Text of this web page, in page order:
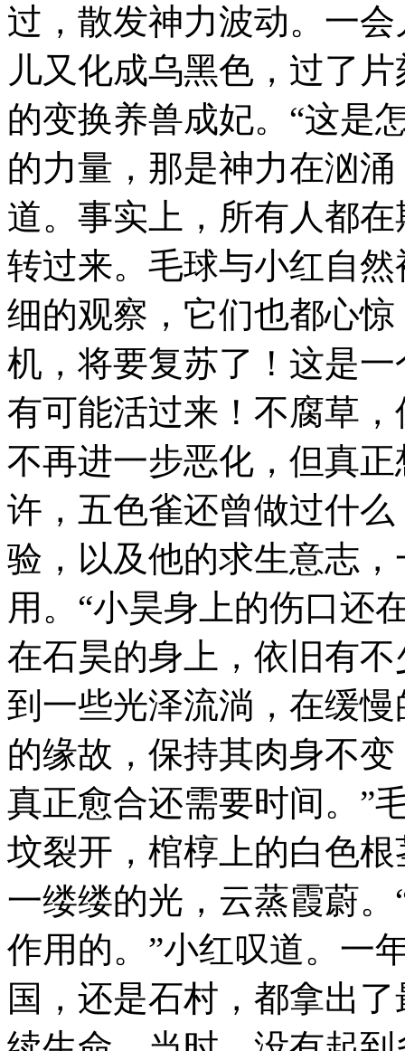
过，散发神力波动。一
儿又化成乌黑色，过了
的变换养兽成妃。“这是
的力量，那是神力在汹
道。事实上，所有人都
转过来。毛球与小红自
细的观察，它们也都心
机，将要复苏了！这是
有可能活过来！不腐草
不再进一步恶化，但真
许，五色雀还曾做过什
验，以及他的求生意志
用。“小昊身上的伤口还
在石昊的身上，依旧有
到一些光泽流淌，在缓
的缘故，保持其肉身不
真正愈合还需要时间。”
坟裂开，棺椁上的白色
一缕缕的光，云蒸霞蔚
作用的。”小红叹道。一
国，还是石村，都拿出